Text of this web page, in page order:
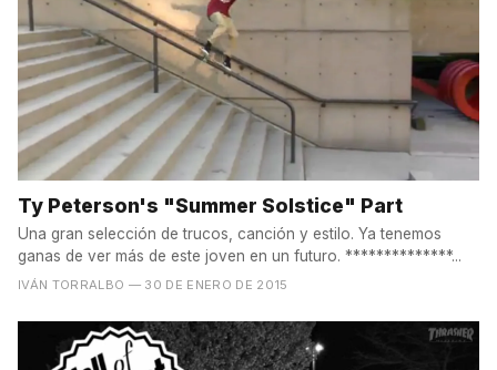
Ty Peterson's "Summer Solstice" Part
Una gran selección de trucos, canción y estilo. Ya tenemos
ganas de ver más de este joven en un futuro. **************...
IVÁN TORRALBO — 30 DE ENERO DE 2015